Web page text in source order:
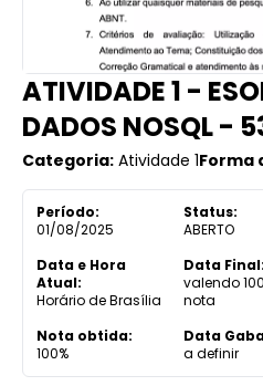
ATIVIDADE 1 -
DADOS NOSQL -
Categoria: Atividade 1Forma
Período:
01/08/2025
Status:
ABERTO
Data e Hora
Atual:
Horário de Brasília
Data Final:
valendo
nota
Nota obtida:
100%
Data
a definir